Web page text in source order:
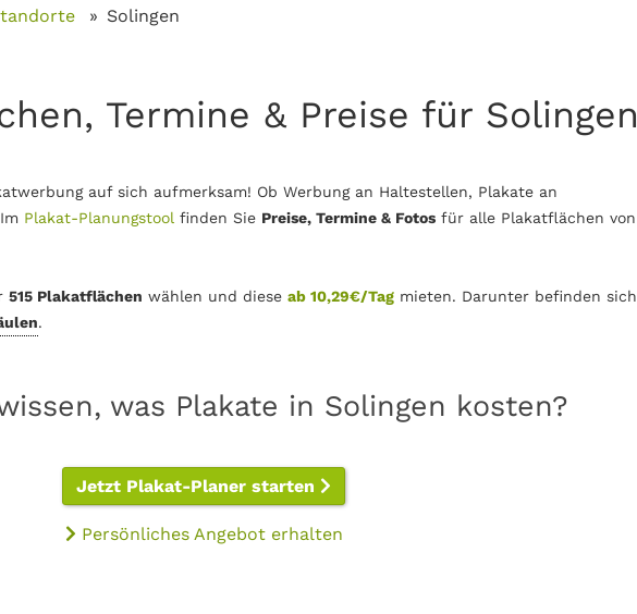
Solingen
Termine & Preise für Solingen
auf sich aufmerksam! Ob Werbung an Haltestellen, Plakate an
Plakat-Planungstool finden Sie Preise, Termine & Fotos für alle Plakatflächen von
515 Plakatflächen wählen und diese ab 10,29€/Tag mieten. Darunter befinden sich
.
was Plakate in Solingen kosten?
Jetzt Plakat-Planer starten
Persönliches Angebot erhalten